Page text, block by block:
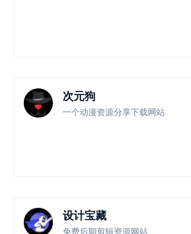
次元狗
一个动漫资源分享下载网站
设计宝藏
免费后期剪辑资源网站